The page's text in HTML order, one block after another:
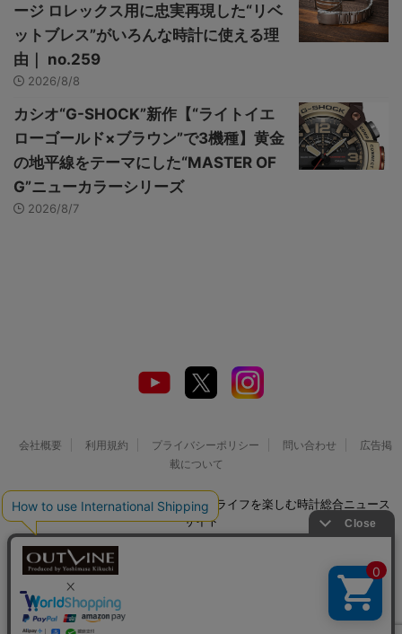
ージ ロレックス用に忠実再現した“リベ
ットブレス”がいろんな時計に使える理
由｜ no.259
2026/8/8
カシオ“G-SHOCK”新作【“ライトイエ
ローゴールド×ブラウン”で3機種】黄金
の地平線をテーマにした“MASTER OF
G”ニューカラーシリーズ
2026/8/7
会社概要 利用規約 プライバシーポリシー 問い合わせ
広告掲
載について
© 2026 Watch LIFE NEWS｜ウオッチライフを楽しむ時計総合ニュース
サイト